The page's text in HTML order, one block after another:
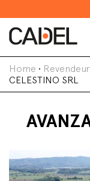
Home •
CELESTINO SRL